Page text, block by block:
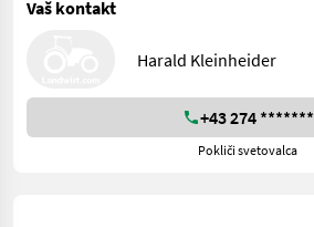
Vaš kontakt
Harald Kleinheider
+43 274 *******
Pokliči svetovalca